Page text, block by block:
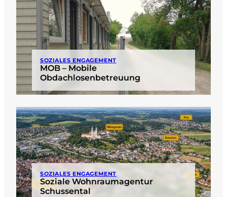
SOZIALES ENGAGEMENT
MOB – Mobile
Obdachlosenbetreuung
SOZIALES ENGAGEMENT
Soziale Wohnraumagentur
Schussental